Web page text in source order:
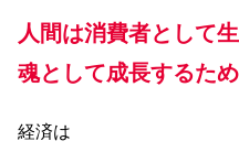
人間は消費者として
魂として成長するた
経済は